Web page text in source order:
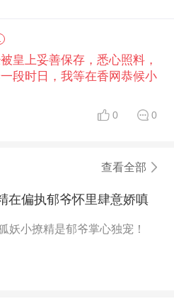
皇上妥善保存，悉心照料，
段时日，我等在香网恭候小
0 0
查看全部
在偏执郁爷怀里肆意娇嗔
妖小撩精是郁爷掌心独宠！